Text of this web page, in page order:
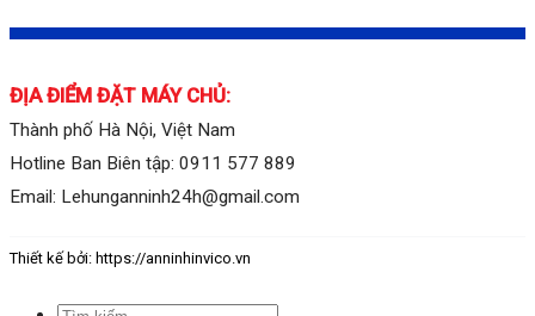
ĐỊA ĐIỂM ĐẶT MÁY CHỦ:
Thành phố Hà Nội, Việt Nam
Hotline Ban Biên tập: 0911 577 889
Email: Lehunganninh24h@gmail.com
Thiết kế bởi: https://anninhinvico.vn